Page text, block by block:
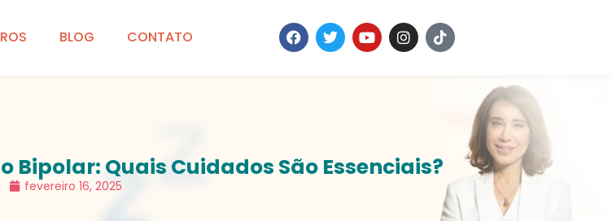
BLOG CONTATO
Quais Cuidados São Essenciais?
fevereiro 16, 2025